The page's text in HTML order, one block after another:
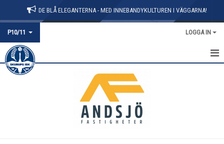
DE BLÅ ELEGANTERNA - MED INNEBANDYKULTUREN I VÄGGARNA!
P10/11 LOGGA IN
HEM